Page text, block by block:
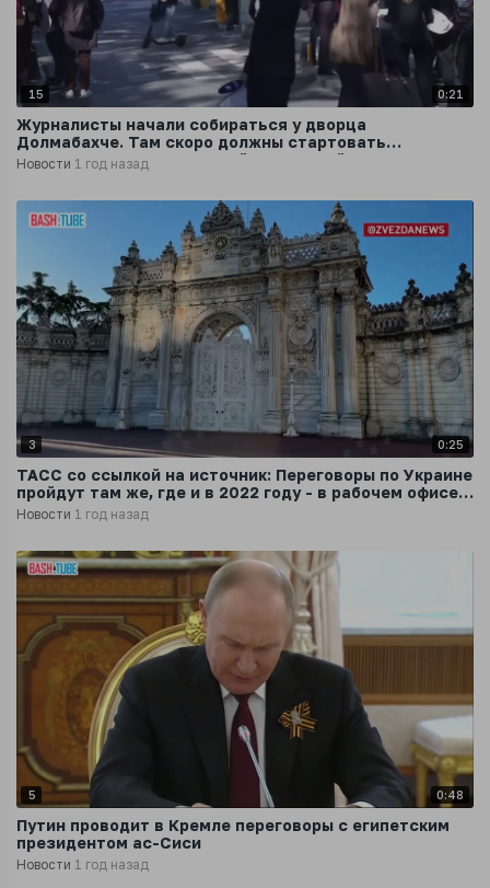
15 0:21
Журналисты начали собираться у дворца
Долмабахче. Там скоро должны стартовать
переговоры между Россией и Украиной
Новости 1 год назад
3 0:25
ТАСС со ссылкой на источник: Переговоры по Украине
пройдут там же, где и в 2022 году - в рабочем офисе
президента Турции
Новости 1 год назад
5 0:48
Путин проводит в Кремле переговоры с египетским
президентом ас-Сиси
Новости 1 год назад